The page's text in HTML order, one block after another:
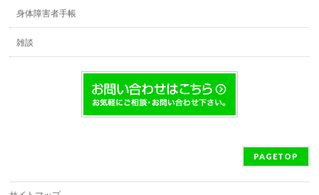
身体障害者手帳
雑談
PAGETOP